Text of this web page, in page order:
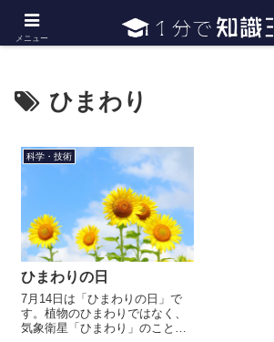
日常で必要な常識・知識や雑学・豆知識
ひまわり
科学・技術
ひまわりの日
7月14日は「ひまわりの日」で
す。植物のひまわりではなく、
気象衛星「ひまわり」のことで
メニュー